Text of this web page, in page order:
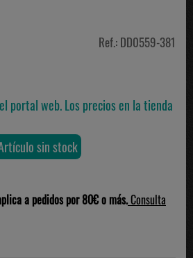
Ref.: DD0559-381
portal web. Los precios en la tienda
sin stock
a pedidos por 80€ o más.Consulta